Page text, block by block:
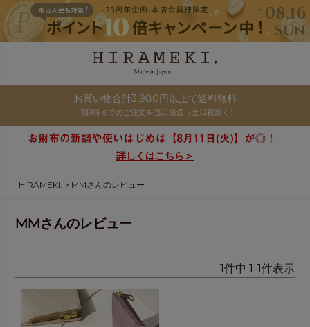
お買い物合計3,980円以上で送料無料
朝9時までのご注文を当日発送（土日祝除く）
詳しくはこちら＞
HIRAMEKI. MMさんのレビュー
MMさんのレビュー
1件中 1 -1件表示